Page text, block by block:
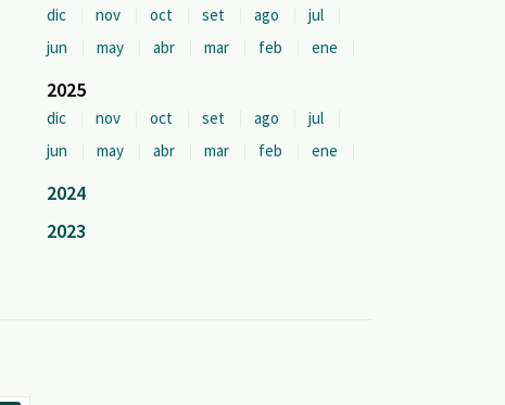
dic nov oct set ago
jul
jun
may abr mar feb ene
2025
dic nov oct set ago
jul
jun
may abr mar feb ene
2024
2023